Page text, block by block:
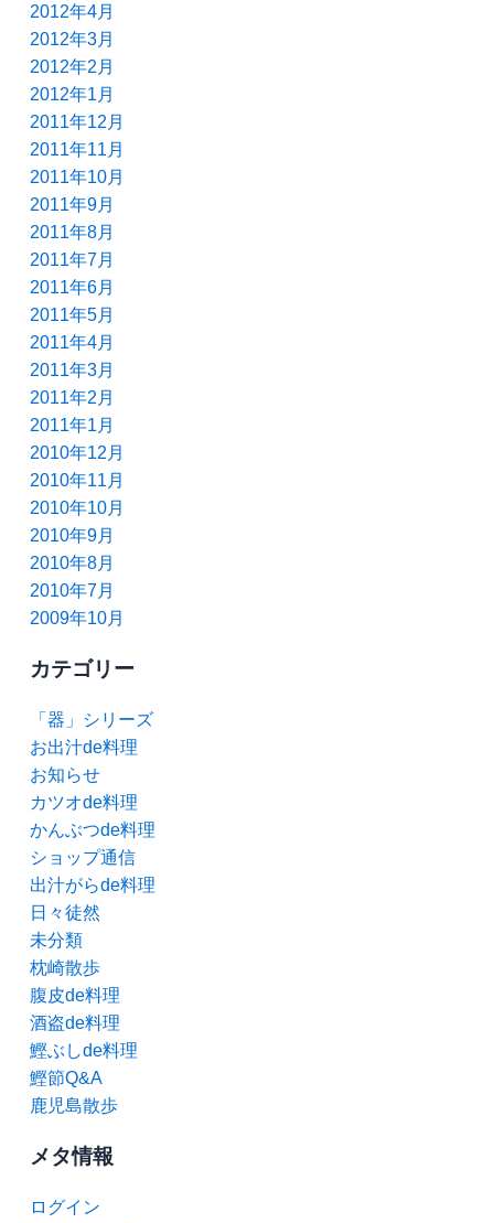
2012年4月
2012年3月
2012年2月
2012年1月
2011年12月
2011年11月
2011年10月
2011年9月
2011年8月
2011年7月
2011年6月
2011年5月
2011年4月
2011年3月
2011年2月
2011年1月
2010年12月
2010年11月
2010年10月
2010年9月
2010年8月
2010年7月
2009年10月
カテゴリー
「器」シリーズ
お出汁de料理
お知らせ
カツオde料理
かんぶつde料理
ショップ通信
出汁がらde料理
日々徒然
未分類
枕崎散歩
腹皮de料理
酒盗de料理
鰹ぶしde料理
鰹節Q&A
鹿児島散歩
メタ情報
ログイン